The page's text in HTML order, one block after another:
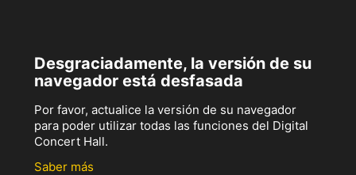
Desgraciadamente, la versión de su
navegador está desfasada
Por favor, actualice la versión de su navegador
para poder utilizar todas las funciones del Digital
Concert Hall.
Saber más